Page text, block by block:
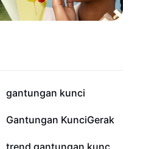
26.5K
gantungan kunci
7K
Gantungan KunciGerak
556
trend gantungan kunc